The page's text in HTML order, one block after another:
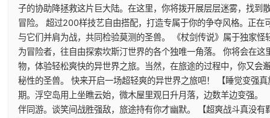
子的协助降拯救这片巨大陆。在这里，你将拨开展层层迷雾，找到
冒险。 超过200样技艺自由搭配，打造专属于你的争夺风格。正在
与它们并肩为战，共同检验莫测的圣兽。 《杖剑传说》属于独家
为冒险者，往自由探索坎斯汀世界的各个独唯一角落。 你将会在
物，体验轻松爽快的异世界之旅。当然，在旅途的过程中，你又会
秘性的圣兽。 快来开启一场超轻爽的异世界之旅吧！ 【睡觉变强
期。浮空岛用上坐瞧云始，微木屋里观日升月落，边数羊边变强。
伴同游。谈笑间战胜强敌，旅途持有你才幽默。 【超爽战斗真没